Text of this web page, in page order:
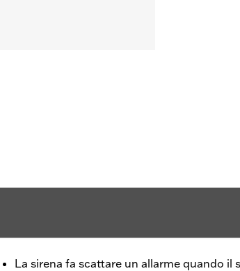
La sirena fa scattare un allarme quando il